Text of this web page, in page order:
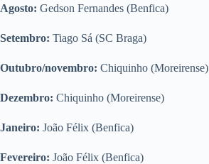
Agosto: Gedson Fernandes (Benfica)
Setembro: Tiago Sá (SC Braga)
Outubro/novembro: Chiquinho (Moreirense)
Dezembro: Chiquinho (Moreirense)
Janeiro: João Félix (Benfica)
Fevereiro: João Félix (Benfica)